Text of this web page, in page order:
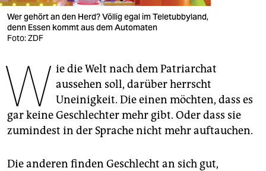
shop
fragen & hilfe
unterstützen
abo
genossenschaft
Wer gehört an den Herd? Völlig egal im Teletubbyland,
denn Essen kommt aus dem Automaten
Foto: ZDF
W ie die Welt nach dem Patriarchat
aussehen soll, darüber herrscht
Uneinigkeit. Die einen möchten, dass es
gar keine Geschlechter mehr gibt. Oder dass sie
zumindest in der Sprache nicht mehr auftauchen.
Die anderen finden Geschlecht an sich gut,